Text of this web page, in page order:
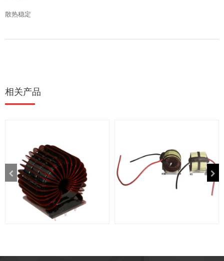
散热稳定
相关产品